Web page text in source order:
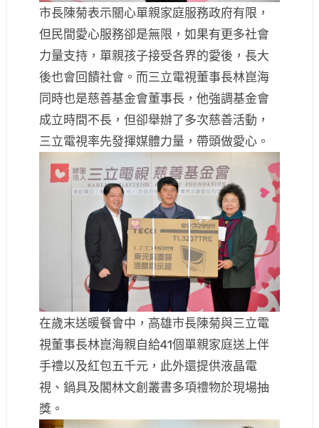
市長陳菊表示關心單親家庭服務政府有限，
但民間愛心服務卻是無限，如果有更多社會
力量支持，單親孩子接受各界的愛後，長大
後也會回饋社會。而三立電視董事長林崑海
同時也是慈善基金會董事長，他強調基金會
成立時間不長，但卻舉辦了多次慈善活動，
三立電視率先發揮媒體力量，帶頭做愛心。
在歲末送暖餐會中，高雄市長陳菊與三立電
視董事長林崑海親自給41個單親家庭送上伴
手禮以及紅包五千元，此外還提供液晶電
視、鍋具及閣林文創叢書多項禮物於現場抽
獎。